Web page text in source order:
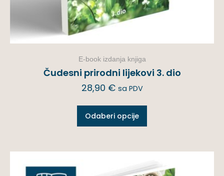
E-book izdanja knjiga
Čudesni prirodni lijekovi 3. dio
28,90 € sa PDV
Odaberi opcije